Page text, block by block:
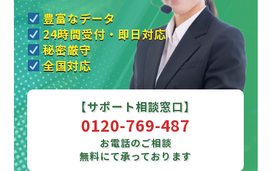
豊富なデータ
24時間受付・即日対応
秘密厳守
全国対応
【サポート相談窓口】
0120-769-487
お電話のご相談
無料にて承っております